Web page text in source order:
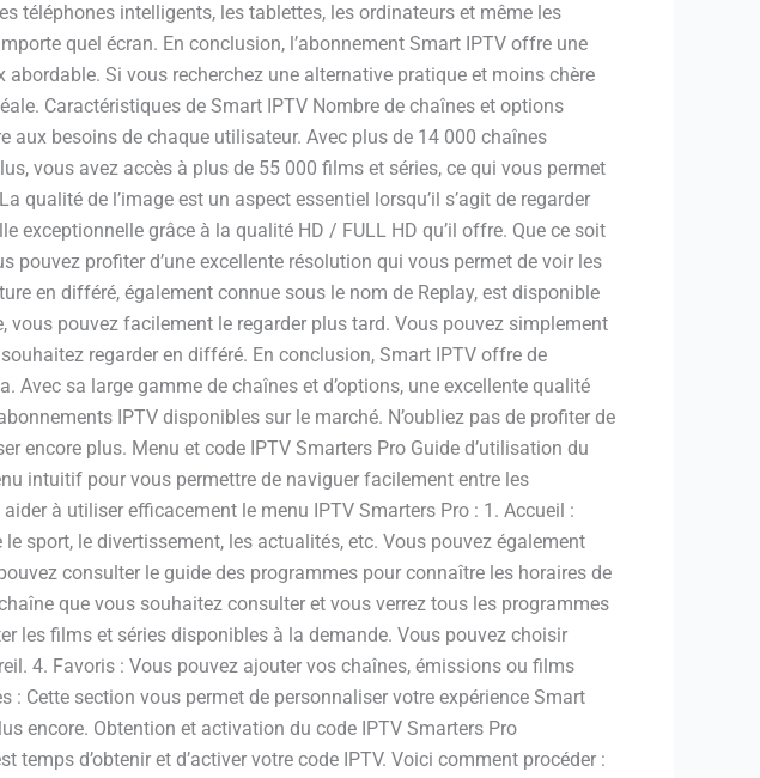
téléphones intelligents, les tablettes, les ordinateurs et même les
quel écran. En conclusion, l’abonnement Smart IPTV offre une
Si vous recherchez une alternative pratique et moins chère
Caractéristiques de Smart IPTV Nombre de chaînes et options
aux besoins de chaque utilisateur. Avec plus de 14 000 chaînes
vous avez accès à plus de 55 000 films et séries, ce qui vous permet
de l’image est un aspect essentiel lorsqu’il s’agit de regarder
exceptionnelle grâce à la qualité HD / FULL HD qu’il offre. Que ce soit
profiter d’une excellente résolution qui vous permet de voir les
en différé, également connue sous le nom de Replay, est disponible
vous pouvez facilement le regarder plus tard. Vous pouvez simplement
regarder en différé. En conclusion, Smart IPTV offre de
sa large gamme de chaînes et d’options, une excellente qualité
IPTV disponibles sur le marché. N’oubliez pas de profiter de
encore plus. Menu et code IPTV Smarters Pro Guide d’utilisation du
intuitif pour vous permettre de naviguer facilement entre les
à utiliser efficacement le menu IPTV Smarters Pro : 1. Accueil :
sport, le divertissement, les actualités, etc. Vous pouvez également
consulter le guide des programmes pour connaître les horaires de
que vous souhaitez consulter et vous verrez tous les programmes
les films et séries disponibles à la demande. Vous pouvez choisir
4. Favoris : Vous pouvez ajouter vos chaînes, émissions ou films
Cette section vous permet de personnaliser votre expérience Smart
encore. Obtention et activation du code IPTV Smarters Pro
d’obtenir et d’activer votre code IPTV. Voici comment procéder :